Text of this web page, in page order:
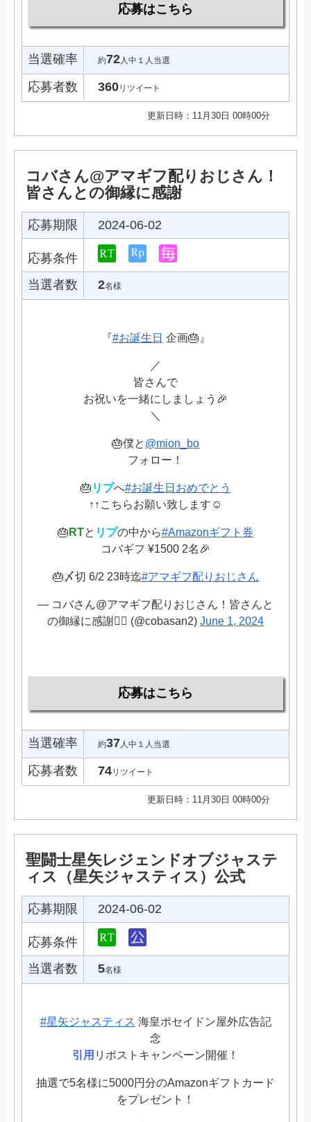
応募はこちら
当選確率 約72人中１人当選
応募者数 360リツイート
更新日時：11月30日 00時00分
コバさん@アマギフ配りおじさん！
皆さんとの御縁に感謝
応募期限 2024-06-02
応募条件
当選者数
2名様
『#お誕生日 企画🎂』
／
皆さんで
お祝いを一緒にしましょう🎉
＼
🎂僕と @mion_bo
フォロー！
🎂 リプへ#お誕生日おめでとう
↑↑こちらお願い致します☺️
🎂 RTと リプの中から#Amazonギフト券
コバギフ ¥1500 2名🎉
🎂〆切 6/2 23時迄#アマギフ配りおじさん
— コバさん@アマギフ配りおじさん！皆さんと
の御縁に感謝🙇‍♂️ (@cobasan2) June 1, 2024
応募はこちら
当選確率 約37人中１人当選
応募者数 74リツイート
更新日時：11月30日 00時00分
聖闘士星矢レジェンドオブジャステ
ィス（星矢ジャスティス）公式
応募期限 2024-06-02
応募条件
当選者数
5名様
#星矢ジャスティス 海皇ポセイドン屋外広告記
念
引用 リポストキャンペーン開催！
抽選で5名様に5000円分のAmazonギフトカード
をプレゼント！